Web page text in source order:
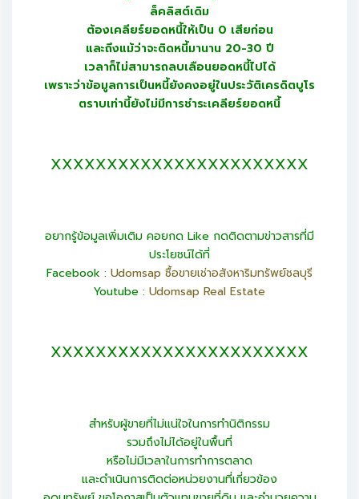
ล็คลิสต์เดิม
ต้องเคลียร์ยอดหนี้ให้เป็น 0 เสียก่อน
และถึงแม้ว่าจะติดหนี้มานาน 20-30 ปี
เวลาก็ไม่สามารถลบเลือนยอดหนี้ไปได้
เพราะว่าข้อมูลการเป็นหนี้ยังคงอยู่ในประวัติเครดิตบูโร
ตราบเท่านี้ยังไม่มีการชำระเคลียร์ยอดหนี้
XXXXXXXXXXXXXXXXXXXXXXX
อยากรู้ข้อมูลเพิ่มเติม คอยกด Like กดติดตามข่าวสารที่มี
ประโยชน์ได้ที่
Facebook : Udomsap ซื้อขายเช่าอสังหาริมทรัพย์ชลบุรี
Youtube : Udomsap Real Estate
XXXXXXXXXXXXXXXXXXXXXXX
สำหรับผู้ขายที่ไม่แน่ใจในการทำนิติกรรม
รวมถึงไม่ได้อยู่ในพื้นที่
หรือไม่มีเวลาในการทำการตลาด
และดำเนินการติดต่อหน่วยงานที่เกี่ยวข้อง